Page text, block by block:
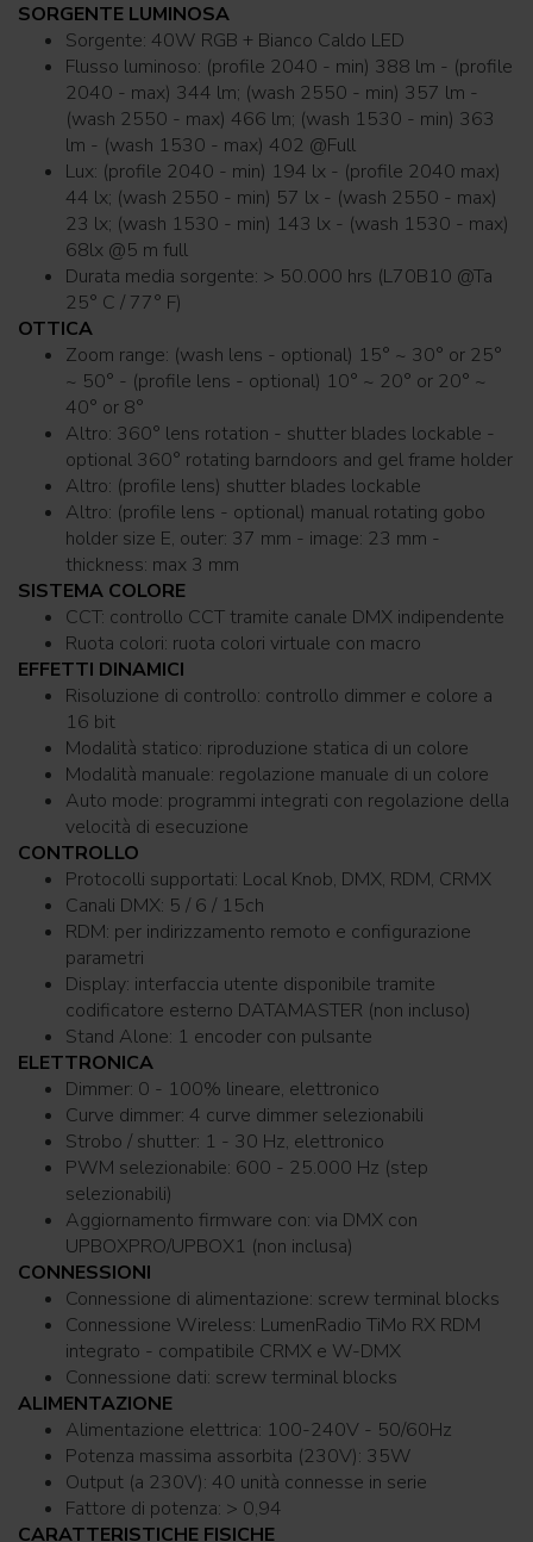
SORGENTE LUMINOSA
Sorgente: 40W RGB + Bianco Caldo LED
Flusso luminoso: (profile 2040 - min) 388 lm - (profile
2040 - max) 344 lm; (wash 2550 - min) 357 lm -
(wash 2550 - max) 466 lm; (wash 1530 - min) 363
lm - (wash 1530 - max) 402 @Full
Lux: (profile 2040 - min) 194 lx - (profile 2040 max)
44 lx; (wash 2550 - min) 57 lx - (wash 2550 - max)
23 lx; (wash 1530 - min) 143 lx - (wash 1530 - max)
68lx @5 m full
Durata media sorgente: > 50.000 hrs (L70B10 @Ta
25° C / 77° F)
OTTICA
Zoom range: (wash lens - optional) 15° ~ 30° or 25°
~ 50° - (profile lens - optional) 10° ~ 20° or 20° ~
40° or 8°
Altro: 360° lens rotation - shutter blades lockable -
optional 360° rotating barndoors and gel frame holder
Altro: (profile lens) shutter blades lockable
Altro: (profile lens - optional) manual rotating gobo
holder size E, outer: 37 mm - image: 23 mm -
thickness: max 3 mm
SISTEMA COLORE
CCT: controllo CCT tramite canale DMX indipendente
Ruota colori: ruota colori virtuale con macro
EFFETTI DINAMICI
Risoluzione di controllo: controllo dimmer e colore a
16 bit
Modalità statico: riproduzione statica di un colore
Modalità manuale: regolazione manuale di un colore
Auto mode: programmi integrati con regolazione della
velocità di esecuzione
CONTROLLO
Protocolli supportati: Local Knob, DMX, RDM, CRMX
Canali DMX: 5 / 6 / 15ch
RDM: per indirizzamento remoto e configurazione
parametri
Display: interfaccia utente disponibile tramite
codificatore esterno DATAMASTER (non incluso)
Stand Alone: 1 encoder con pulsante
ELETTRONICA
Dimmer: 0 - 100% lineare, elettronico
Curve dimmer: 4 curve dimmer selezionabili
Strobo / shutter: 1 - 30 Hz, elettronico
PWM selezionabile: 600 - 25.000 Hz (step
selezionabili)
Aggiornamento firmware con: via DMX con
UPBOXPRO/UPBOX1 (non inclusa)
CONNESSIONI
Connessione di alimentazione: screw terminal blocks
Connessione Wireless: LumenRadio TiMo RX RDM
integrato - compatibile CRMX e W-DMX
Connessione dati: screw terminal blocks
ALIMENTAZIONE
Alimentazione elettrica: 100-240V - 50/60Hz
Potenza massima assorbita (230V): 35W
Output (a 230V): 40 unità connesse in serie
Fattore di potenza: > 0,94
CARATTERISTICHE FISICHE